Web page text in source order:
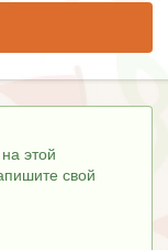
этой
свой